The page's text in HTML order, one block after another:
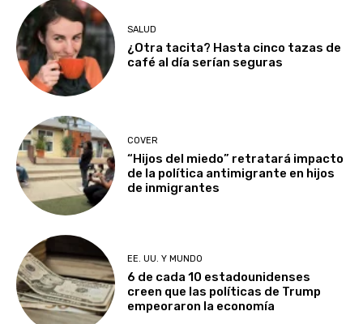
SALUD
¿Otra tacita? Hasta cinco tazas de
café al día serían seguras
COVER
“Hijos del miedo” retratará impacto
de la política antimigrante en hijos
de inmigrantes
EE. UU. Y MUNDO
6 de cada 10 estadounidenses
creen que las políticas de Trump
empeoraron la economía